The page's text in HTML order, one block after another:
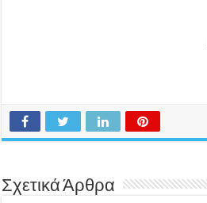
Σχετικά Άρθρα